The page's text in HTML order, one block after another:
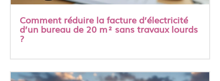
Comment réduire la facture d’électricité
d’un bureau de 20 m² sans travaux lourds
?